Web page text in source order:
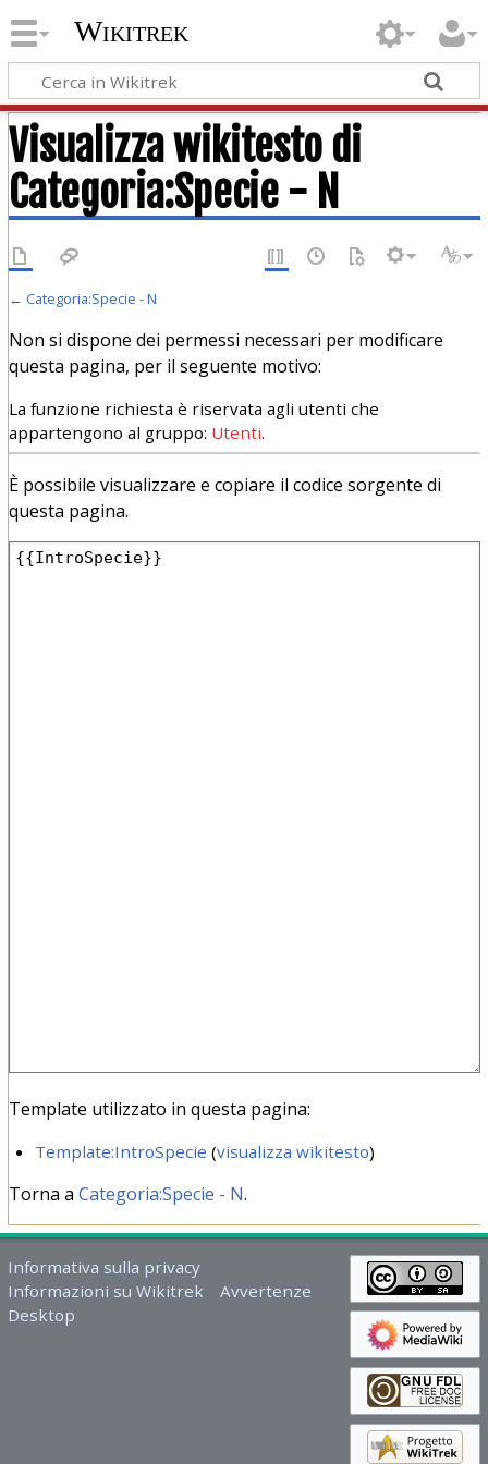
Wikitrek
Visualizza wikitesto di
Categoria:Specie - N
← Categoria:Specie - N
Non si dispone dei permessi necessari per modificare
questa pagina, per il seguente motivo:
La funzione richiesta è riservata agli utenti che
appartengono al gruppo: Utenti.
È possibile visualizzare e copiare il codice sorgente di
questa pagina.
Template utilizzato in questa pagina:
Template:IntroSpecie (visualizza wikitesto)
Torna a Categoria:Specie - N.
Informativa sulla privacy
Informazioni su Wikitrek
Avvertenze
Desktop